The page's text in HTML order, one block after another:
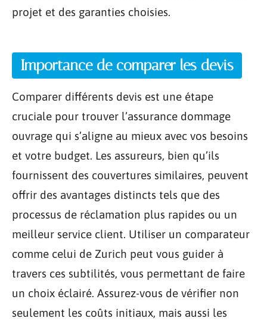
projet et des garanties choisies.
Importance de comparer les devis
Comparer différents devis est une étape
cruciale pour trouver l’assurance dommage
ouvrage qui s’aligne au mieux avec vos besoins
et votre budget. Les assureurs, bien qu’ils
fournissent des couvertures similaires, peuvent
offrir des avantages distincts tels que des
processus de réclamation plus rapides ou un
meilleur service client. Utiliser un comparateur
comme celui de Zurich peut vous guider à
travers ces subtilités, vous permettant de faire
un choix éclairé. Assurez-vous de vérifier non
seulement les coûts initiaux, mais aussi les